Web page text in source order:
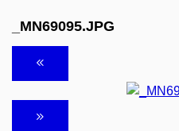
_MN69095.JPG